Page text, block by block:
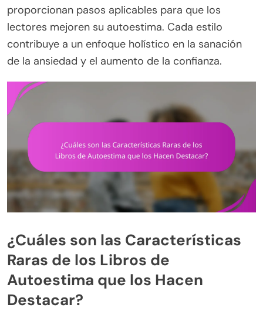
proporcionan pasos aplicables para que los
lectores mejoren su autoestima. Cada estilo
contribuye a un enfoque holístico en la sanación
de la ansiedad y el aumento de la confianza.
¿Cuáles son las Características
Raras de los Libros de
Autoestima que los Hacen
Destacar?